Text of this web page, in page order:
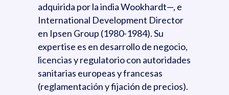
adquirida por la india Wookhardt—, e
International Development Director
en Ipsen Group (1980-1984). Su
expertise es en desarrollo de negocio,
licencias y regulatorio con autoridades
sanitarias europeas y francesas
(reglamentación y fijación de precios).